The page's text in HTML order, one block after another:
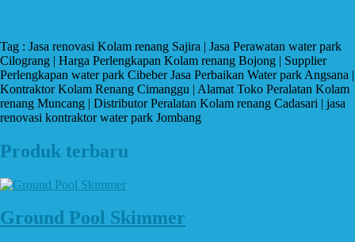
Tag : Jasa renovasi Kolam renang Sajira | Jasa Perawatan water park
Cilograng | Harga Perlengkapan Kolam renang Bojong | Supplier
Perlengkapan water park Cibeber Jasa Perbaikan Water park Angsana |
Kontraktor Kolam Renang Cimanggu | Alamat Toko Peralatan Kolam
renang Muncang | Distributor Peralatan Kolam renang Cadasari | jasa
renovasi kontraktor water park Jombang
Produk terbaru
Ground Pool Skimmer